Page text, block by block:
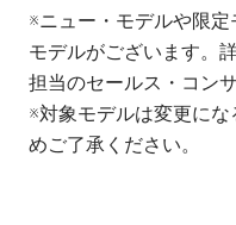
※ニュー・モデルや限
モデルがございます。
担当のセールス・コン
※対象モデルは変更に
めご了承ください。